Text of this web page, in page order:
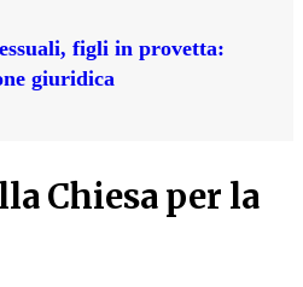
figli in provetta:
giuridica
Chiesa per la